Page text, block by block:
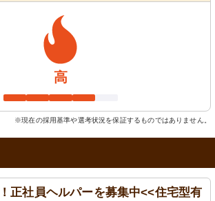
高
※現在の採用基準や選考状況を保証するものではありません。
正社員ヘルパーを募集中<<住宅型有